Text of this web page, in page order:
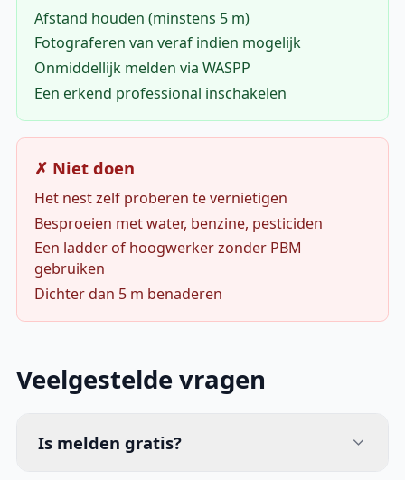
Afstand houden (minstens 5 m)
Fotograferen van veraf indien mogelijk
Onmiddellijk melden via WASPP
Een erkend professional inschakelen
✗ Niet doen
Het nest zelf proberen te vernietigen
Besproeien met water, benzine, pesticiden
Een ladder of hoogwerker zonder PBM
gebruiken
Dichter dan 5 m benaderen
Veelgestelde vragen
Is melden gratis?